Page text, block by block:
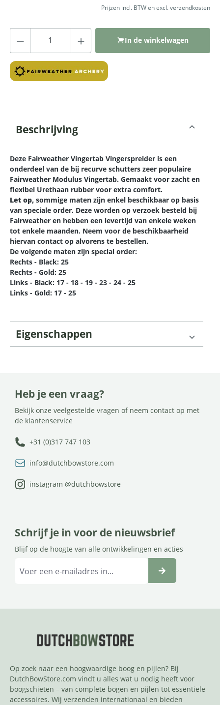
Prijzen incl. BTW en excl. verzendkosten
Producthoeveelheid: Voer de
In de winkelwagen
Beschrijving
Deze Fairweather Vingertab Vingerspreider is een
onderdeel van de bij recurve schutters zeer populaire
Fairweather Modulus Vingertab. Gemaakt voor zacht en
flexibel Urethaan rubber voor extra comfort.
Let op, sommige maten zijn enkel beschikbaar op basis
van speciale order. Deze worden op verzoek besteld bij
Fairweather en hebben een levertijd van enkele weken
tot enkele maanden. Neem voor de beschikbaarheid
hiervan contact op alvorens te bestellen.
De volgende maten zijn special order:
Rechts - Black: 25
Rechts - Gold: 25
Links - Black: 17 - 18 - 19 - 23 - 24 - 25
Links - Gold: 17 - 25
Eigenschappen
Heb je een vraag?
Bekijk onze veelgestelde vragen of neem contact op met
de klantenservice
+31 (0)317 747 103
info@dutchbowstore.com
instagram @dutchbowstore
Schrijf je in voor de nieuwsbrief
Blijf op de hoogte van alle ontwikkelingen en acties
Op zoek naar een hoogwaardige boog en pijlen? Bij
DutchBowStore.com vindt u alles wat u nodig heeft voor
boogschieten – van complete bogen en pijlen tot essentiële
accessoires. Wij verzenden internationaal en bieden